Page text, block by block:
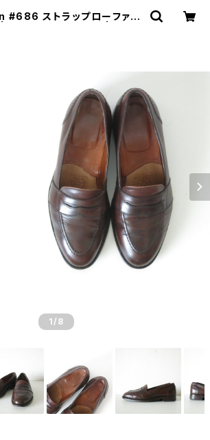
#686 ストラップローファー
1 /8